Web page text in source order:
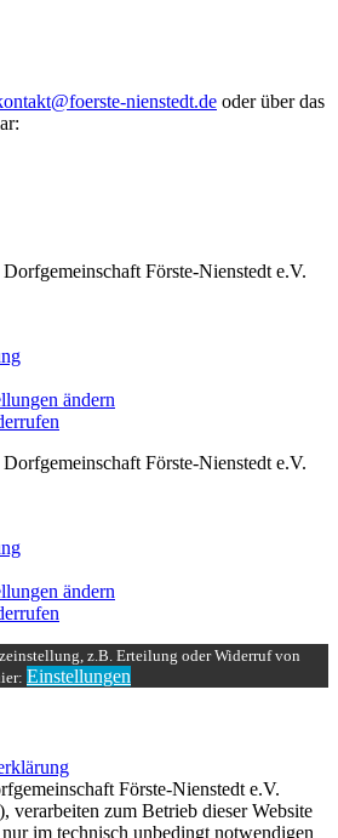
nienstedt.de oder über das
Förste-Nienstedt e.V.
ändern
Förste-Nienstedt e.V.
ändern
z.B. Erteilung oder Widerruf von
Einstellungen
Förste-Nienstedt e.V.
verarbeiten zum Betrieb dieser Website
im technisch unbedingt notwendigen